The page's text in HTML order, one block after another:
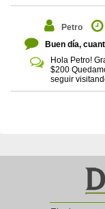
Petro
Buen día,
Hola Petro!
$200
seguir